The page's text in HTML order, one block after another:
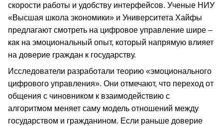
скорости работы и удобству интерфейсов. Ученые НИУ
«Высшая школа экономики» и Университета Хайфы
предлагают смотреть на цифровое управление шире –
как на эмоциональный опыт, который напрямую влияет
на доверие граждан к государству.
Исследователи разработали теорию «эмоционального
цифрового управления». Они отмечают, что переход от
общения с чиновником к взаимодействию с
алгоритмом меняет саму модель отношений между
государством и гражданином. Если раньше доверие